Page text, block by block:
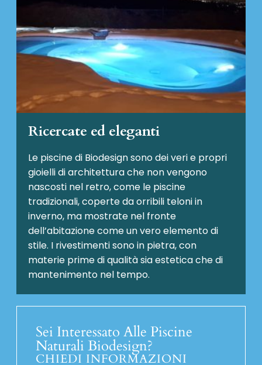
Ricercate ed eleganti
Le piscine di Biodesign sono dei veri e propri
gioielli di architettura che non vengono
nascosti nel retro, come le piscine
tradizionali, coperte da orribili teloni in
inverno, ma mostrate nel fronte
dell’abitazione come un vero elemento di
stile. I rivestimenti sono in pietra, con
materie prime di qualità sia estetica che di
mantenimento nel tempo.
Sei Interessato Alle Piscine
Naturali Biodesign?
CHIEDI INFORMAZIONI